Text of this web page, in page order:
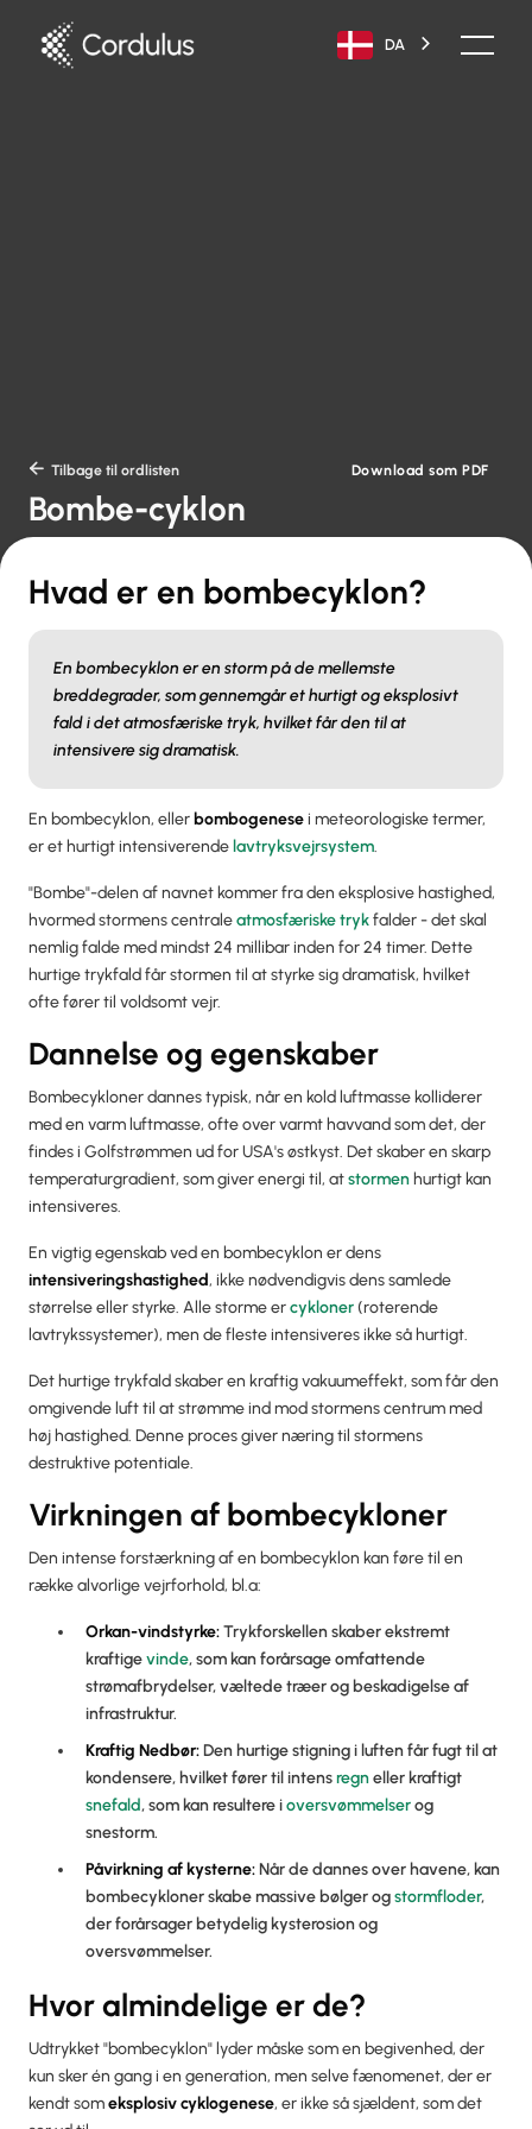
DA
 Tilbage til ordlisten Download som PDF
Bombe-cyklon
Hvad er en bombecyklon?
En bombecyklon er en storm på de mellemste
breddegrader, som gennemgår et hurtigt og eksplosivt
fald i det atmosfæriske tryk, hvilket får den til at
intensivere sig dramatisk.
En bombecyklon, eller bombogenesei meteorologiske termer,
er et hurtigt intensiverende lavtryksvejrsystem.
"Bombe"-delen af navnet kommer fra den eksplosive hastighed,
hvormed stormens centraleatmosfæriske trykfalder - det skal
nemlig falde med mindst 24 millibar inden for 24 timer. Dette
hurtige trykfald får stormen til at styrke sig dramatisk, hvilket
ofte fører til voldsomt vejr.
Dannelse og egenskaber
Bombecykloner dannes typisk, når en kold luftmasse kolliderer
med en varm luftmasse, ofte over varmt havvand som det, der
findes i Golfstrømmen ud for USA's østkyst. Det skaber en skarp
temperaturgradient, som giver energi til, atstormen hurtigt kan
intensiveres.
En vigtig egenskab ved en bombecyklon er dens
intensiveringshastighed, ikke nødvendigvis dens samlede
størrelse eller styrke. Alle storme ercykloner(roterende
lavtrykssystemer), men de fleste intensiveres ikke så hurtigt.
Det hurtige trykfald skaber en kraftig vakuumeffekt, som får den
omgivende luft til at strømme ind mod stormens centrum med
høj hastighed. Denne proces giver næring til stormens
destruktive potentiale.
Virkningen af bombecykloner
Den intense forstærkning af en bombecyklon kan føre til en
række alvorlige vejrforhold, bl.a:
Orkan-vindstyrke:Trykforskellen skaber ekstremt
kraftigevinde, som kan forårsage omfattende
strømafbrydelser, væltede træer og beskadigelse af
infrastruktur.
Kraftig Nedbør:Den hurtige stigning i luften får fugt til at
kondensere, hvilket fører til intensregneller kraftigt
snefald, som kan resultere ioversvømmelserog
snestorm.
Påvirkning af kysterne:Når de dannes over havene, kan
bombecykloner skabe massive bølger ogstormfloder,
der forårsager betydelig kysterosion og
oversvømmelser.
Hvor almindelige er de?
Udtrykket "bombecyklon" lyder måske som en begivenhed, der
kun sker én gang i en generation, men selve fænomenet, der er
kendt someksplosiv cyklogenese, er ikke så sjældent, som det